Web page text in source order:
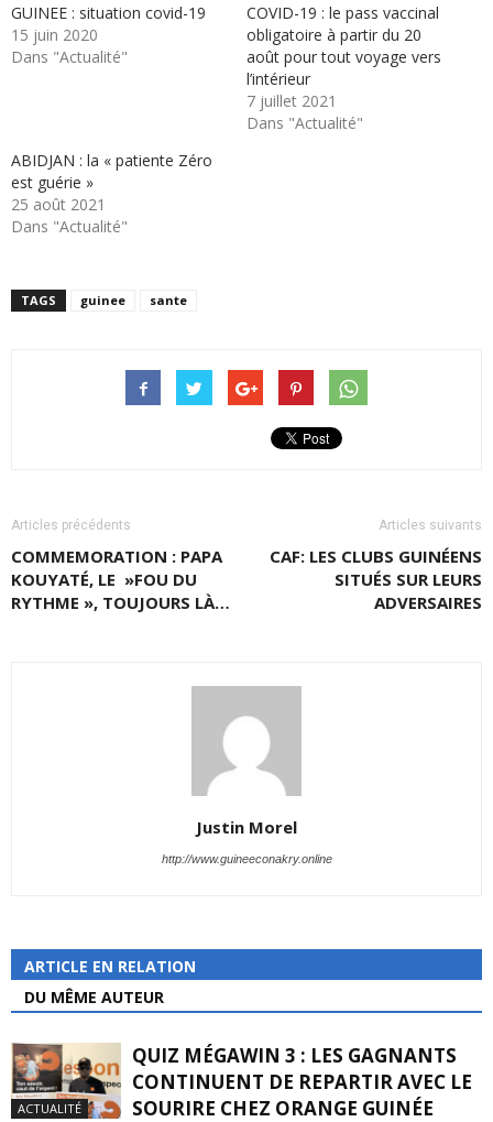
GUINEE : situation covid-19
15 juin 2020
Dans "Actualité"
COVID-19 : le pass vaccinal
obligatoire à partir du 20
août pour tout voyage vers
l’intérieur
7 juillet 2021
Dans "Actualité"
ABIDJAN : la « patiente Zéro
est guérie »
25 août 2021
Dans "Actualité"
TAGS guinee sante
Articles précédents
COMMEMORATION : PAPA
KOUYATÉ, LE »FOU DU
RYTHME », TOUJOURS LÀ…
Articles suivants
CAF: LES CLUBS GUINÉENS
SITUÉS SUR LEURS
ADVERSAIRES
Justin Morel
http://www.guineeconakry.online
ARTICLE EN RELATION
DU MÊME AUTEUR
ACTUALITÉ
QUIZ MÉGAWIN 3 : LES GAGNANTS
CONTINUENT DE REPARTIR AVEC LE
SOURIRE CHEZ ORANGE GUINÉE